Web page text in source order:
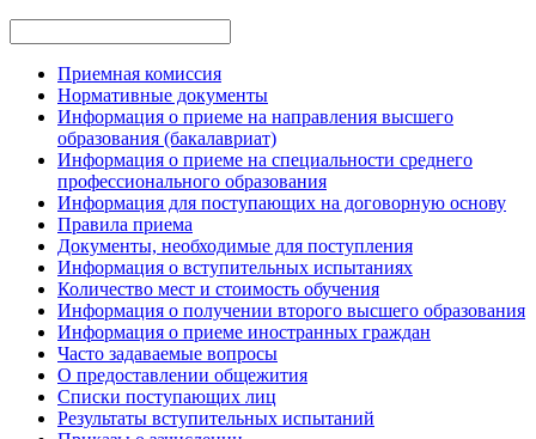
Приемная комиссия
Нормативные документы
Информация о приеме на направления высшего
образования (бакалавриат)
Информация о приеме на специальности среднего
профессионального образования
Информация для поступающих на договорную основу
Правила приема
Документы, необходимые для поступления
Информация о вступительных испытаниях
Количество мест и стоимость обучения
Информация о получении второго высшего образования
Информация о приеме иностранных граждан
Часто задаваемые вопросы
О предоставлении общежития
Списки поступающих лиц
Результаты вступительных испытаний